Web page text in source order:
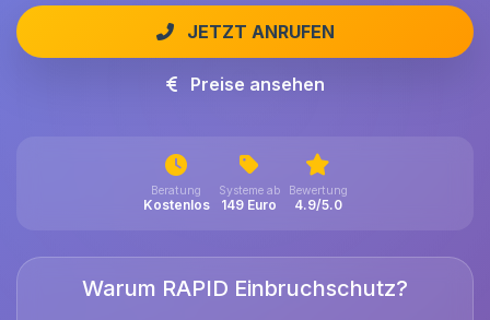
JETZT ANRUFEN
Preise ansehen
Beratung
Kostenlos
Systeme ab
149 Euro
Bewertung
4.9/5.0
Warum RAPID Einbruchschutz?